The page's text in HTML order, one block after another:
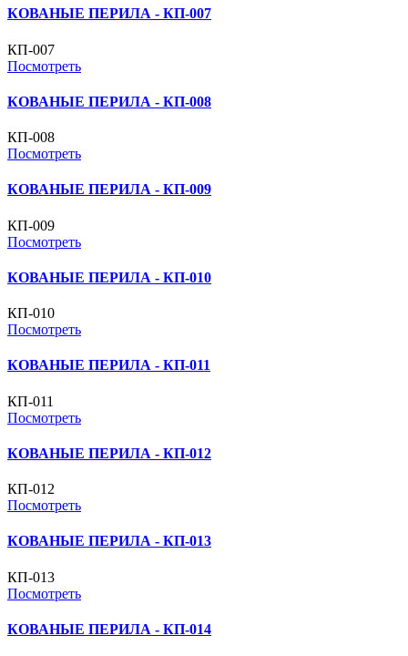
КОВАНЫЕ ПЕРИЛА - КП-007
КП-007
Посмотреть
КОВАНЫЕ ПЕРИЛА - КП-008
КП-008
Посмотреть
КОВАНЫЕ ПЕРИЛА - КП-009
КП-009
Посмотреть
КОВАНЫЕ ПЕРИЛА - КП-010
КП-010
Посмотреть
КОВАНЫЕ ПЕРИЛА - КП-011
КП-011
Посмотреть
КОВАНЫЕ ПЕРИЛА - КП-012
КП-012
Посмотреть
КОВАНЫЕ ПЕРИЛА - КП-013
КП-013
Посмотреть
КОВАНЫЕ ПЕРИЛА - КП-014